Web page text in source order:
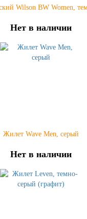
Wilson BW Women,
Нет в наличии
Жилет Wave Men, серый
Нет в наличии